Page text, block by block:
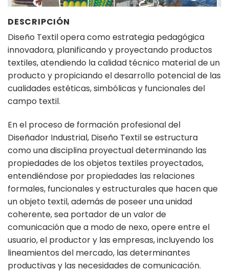
DESCRIPCIÓN
Diseño Textil opera como estrategia pedagógica
innovadora, planificando y proyectando productos
textiles, atendiendo la calidad técnico material de un
producto y propiciando el desarrollo potencial de las
cualidades estéticas, simbólicas y funcionales del
campo textil.
En el proceso de formación profesional del
Diseñador Industrial, Diseño Textil se estructura
como una disciplina proyectual determinando las
propiedades de los objetos textiles proyectados,
entendiéndose por propiedades las relaciones
formales, funcionales y estructurales que hacen que
un objeto textil, además de poseer una unidad
coherente, sea portador de un valor de
comunicación que a modo de nexo, opere entre el
usuario, el productor y las empresas, incluyendo los
lineamientos del mercado, las determinantes
productivas y las necesidades de comunicación.